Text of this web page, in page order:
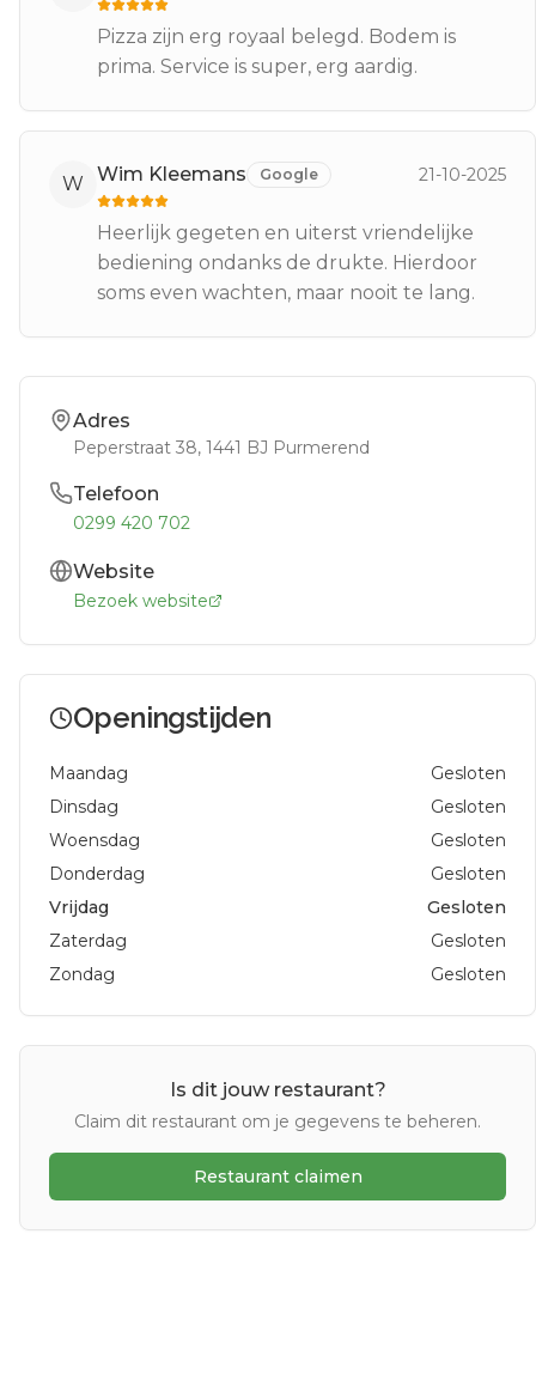
Pizza zijn erg royaal belegd. Bodem is
prima. Service is super, erg aardig.
W Wim Kleemans Google 21-10-2025
Heerlijk gegeten en uiterst vriendelijke
bediening ondanks de drukte. Hierdoor
soms even wachten, maar nooit te lang.
Adres
Peperstraat 38, 1441 BJ Purmerend
Telefoon
0299 420 702
Website
Bezoek website
Openingstijden
Maandag
Gesloten
Dinsdag
Gesloten
Woensdag
Gesloten
Donderdag
Gesloten
Vrijdag
Gesloten
Zaterdag
Gesloten
Zondag
Gesloten
Is dit jouw restaurant?
Claim dit restaurant om je gegevens te beheren.
Restaurant claimen